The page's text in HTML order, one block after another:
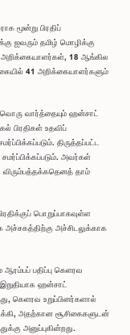
மூன்று பிரதிப்
ஐவரும் தமிழ் மொழிக்கு
அறிக்கையாளர்கள், 18 ஆங்கில
41 அறிக்கையாளர்களும்
வார்த்தையும் ஹன்சாட்
பிரதிகள் உதவிப்
திருத்தப்பட்ட
சமர்ப்பிக்கப்படும். அவர்கள்
தாம்
பொறுப்பாகவுள்ள
அச்சகத்திற்கு அச்சிடலுக்காக
ஆரம்பப் பதிப்பு கெளரவ
இறுதியாக ஹன்சாட்
கெளரவ உறுப்பினர்களால்
அதற்கான சூசிகைகளுடன்
அனுப்புகின்றது.